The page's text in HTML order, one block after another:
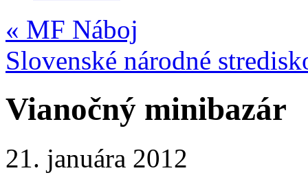
« MF Náboj
Slovenské národné
Vianočný minibazár
21. januára 2012